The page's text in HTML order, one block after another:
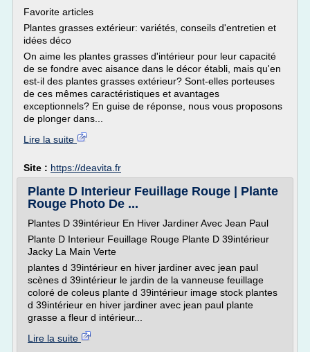
Favorite articles
Plantes grasses extérieur: variétés, conseils d'entretien et
idées déco
On aime les plantes grasses d'intérieur pour leur capacité
de se fondre avec aisance dans le décor établi, mais qu'en
est-il des plantes grasses extérieur? Sont-elles porteuses
de ces mêmes caractéristiques et avantages
exceptionnels? En guise de réponse, nous vous proposons
de plonger dans...
Lire la suite
Site : https://deavita.fr
Plante D Interieur Feuillage Rouge | Plante
Rouge Photo De ...
Plantes D 39intérieur En Hiver Jardiner Avec Jean Paul
Plante D Interieur Feuillage Rouge Plante D 39intérieur
Jacky La Main Verte
plantes d 39intérieur en hiver jardiner avec jean paul
scènes d 39intérieur le jardin de la vanneuse feuillage
coloré de coleus plante d 39intérieur image stock plantes
d 39intérieur en hiver jardiner avec jean paul plante
grasse a fleur d intérieur...
Lire la suite